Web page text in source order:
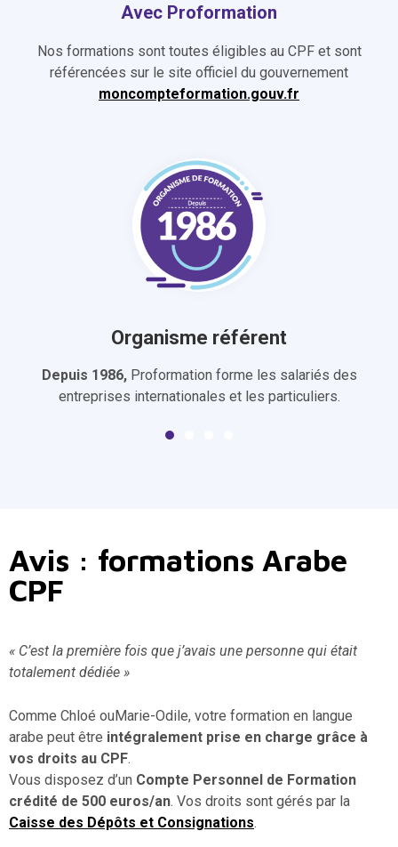
Avec Proformation
Nos formations sont toutes éligibles au CPF et sont
référencées sur le site officiel du gouvernement
moncompteformation.gouv.fr
Organisme référent
Depuis 1986,Proformation forme les salariés des
entreprises internationales et les particuliers.
Avis : formations Arabe
CPF
« C’est la première fois que j’avais une personne qui était
totalement dédiée »
Comme Chloé ouMarie-Odile, votre formation en langue
arabe peut être intégralement prise en charge grâce à
vos droits au CPF.
Vous disposez d’un Compte Personnel de Formation
crédité de 500 euros/an. Vos droits sont gérés par la
Caisse des Dépôts et Consignations.